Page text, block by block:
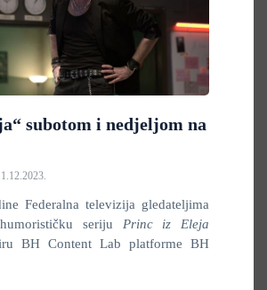
subotom i nedjeljom na
Federalna televizija gledateljima
seriju Princ iz Eleja
BH Content Lab platforme BH